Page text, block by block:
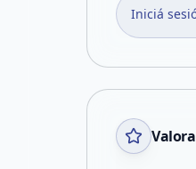
Iniciá